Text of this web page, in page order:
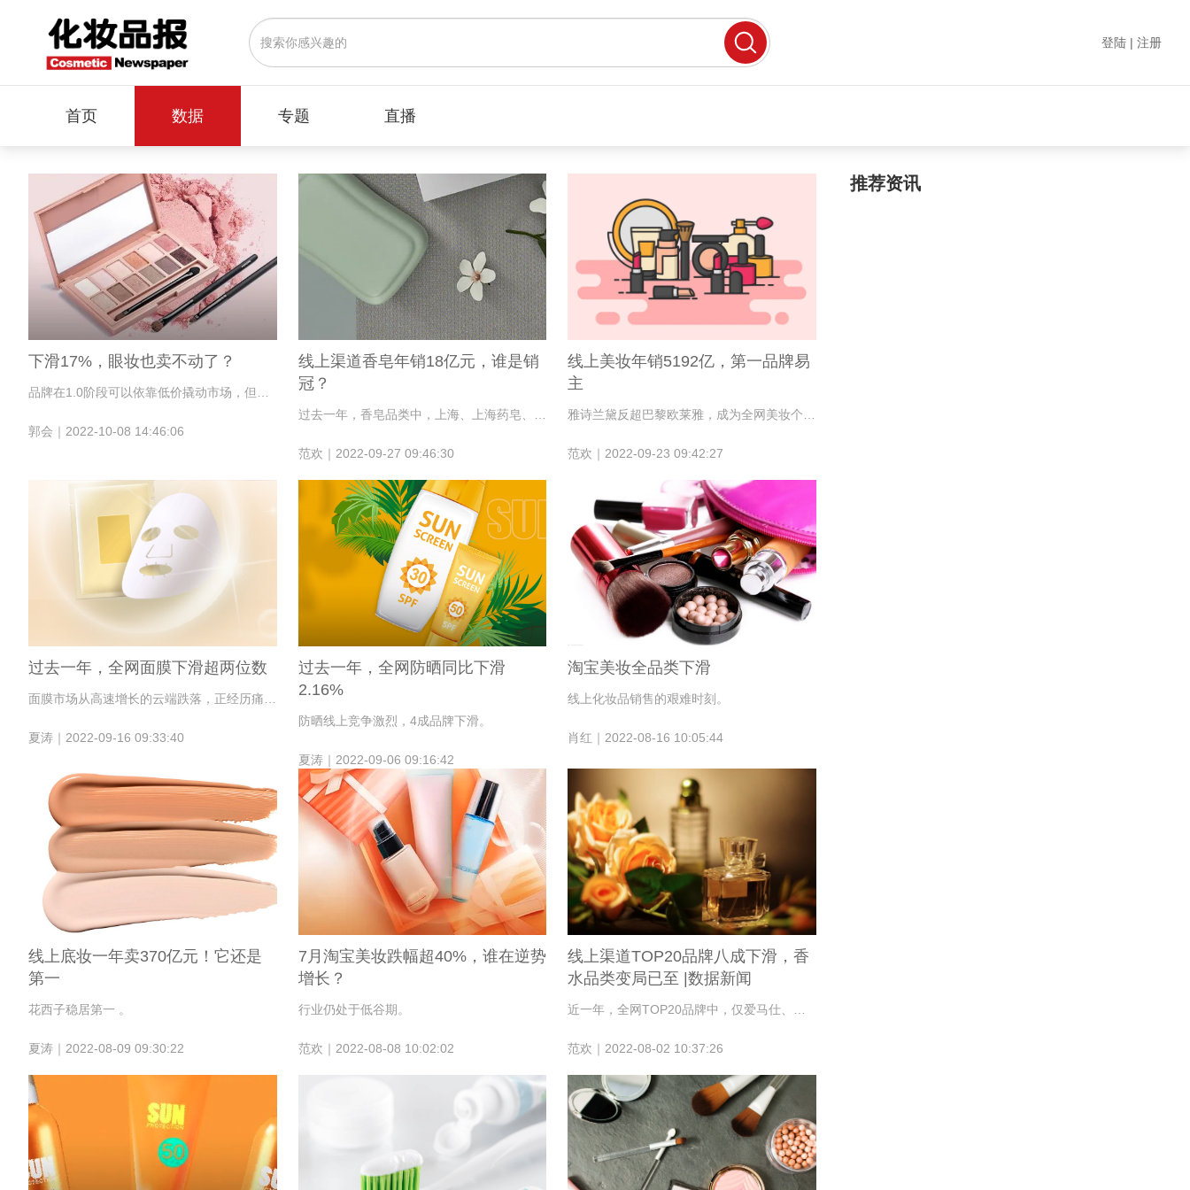
登陆 | 注册
首页 数据 专题 直播
下滑17%，眼妆也卖不动了？
郭会｜2022-10-08 14:46:06
线上渠道香皂年销18亿元，谁是销
冠？
范欢｜2022-09-27 09:46:30
线上美妆年销5192亿，第一品牌易
主
范欢｜2022-09-23 09:42:27
过去一年，全网面膜下滑超两位数
夏涛｜2022-09-16 09:33:40
过去一年，全网防晒同比下滑
2.16%
防晒线上竞争激烈，4成品牌下滑。
夏涛｜2022-09-06 09:16:42
淘宝美妆全品类下滑
线上化妆品销售的艰难时刻。
肖红｜2022-08-16 10:05:44
线上底妆一年卖370亿元！它还是
第一
花西子稳居第一 。
夏涛｜2022-08-09 09:30:22
7月淘宝美妆跌幅超40%，谁在逆势
增长？
行业仍处于低谷期。
范欢｜2022-08-08 10:02:02
线上渠道TOP20品牌八成下滑，香
水品类变局已至 |数据新闻
范欢｜2022-08-02 10:37:26
推荐资讯